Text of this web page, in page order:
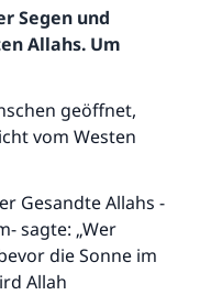
Segen und
Allahs. Um
geöffnet,
vom Westen
Gesandte Allahs -
sagte: „Wer
die Sonne im
Allah